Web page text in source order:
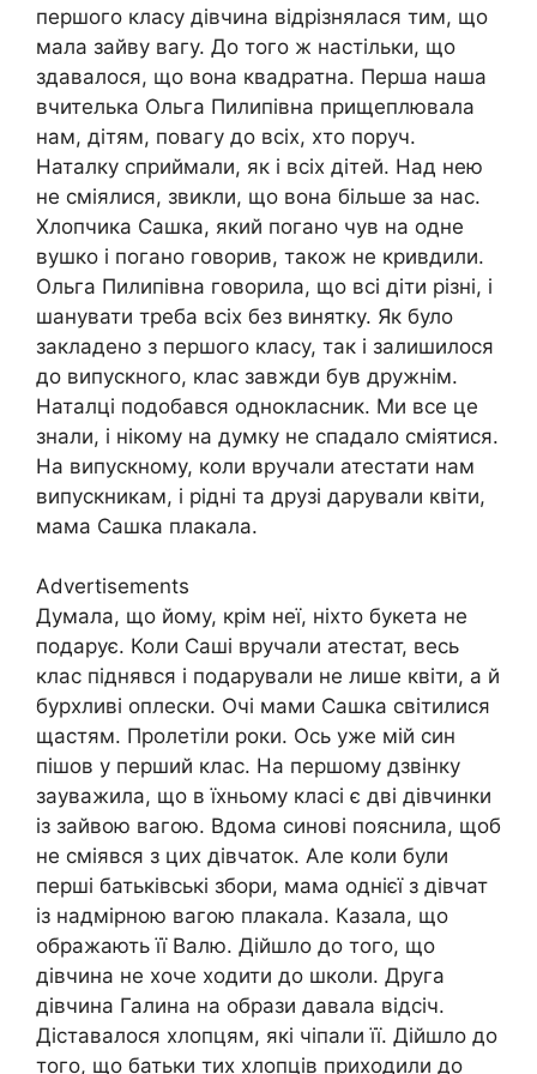
першого класу дівчина відрізнялася тим, що
мала зайву вагу. До того ж настільки, що
здавалося, що вона квадратна. Перша наша
вчителька Ольга Пилипівна прищеплювала
нам, дітям, повагу до всіх, хто поруч.
Наталку сприймали, як і всіх дітей. Над нею
не сміялися, звикли, що вона більше за нас.
Хлопчика Сашка, який погано чув на одне
вушко і погано говорив, також не кривдили.
Ольга Пилипівна говорила, що всі діти різні, і
шанувати треба всіх без винятку. Як було
закладено з першого класу, так і залишилося
до випускного, клас завжди був дружнім.
Наталці подобався однокласник. Ми все це
знали, і нікому на думку не спадало сміятися.
На випускному, коли вручали атестати нам
випускникам, і рідні та друзі дарували квіти,
мама Сашка плакала.
Advertisements
Думала, що йому, крім неї, ніхто букета не
подарує. Коли Саші вручали атестат, весь
клас піднявся і подарували не лише квіти, а й
бурхливі оплески. Очі мами Сашка світилися
щастям. Пролетіли роки. Ось уже мій син
пішов у перший клас. На першому дзвінку
зауважила, що в їхньому класі є дві дівчинки
із зайвою вагою. Вдома синові пояснила, щоб
не сміявся з цих дівчаток. Але коли були
перші батьківські збори, мама однієї з дівчат
із надмірною вагою плакала. Казала, що
ображають її Валю. Дійшло до того, що
дівчина не хоче ходити до школи. Друга
дівчина Галина на образи давала відсіч.
Діставалося хлопцям, які чіпали її. Дійшло до
того, що батьки тих хлопців приходили до